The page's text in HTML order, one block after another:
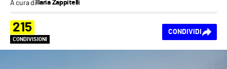
A cura di Ilaria Zappitelli
215
CONDIVISIONI
CONDIVIDI